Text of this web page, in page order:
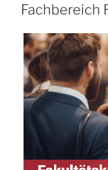
Fachbereich